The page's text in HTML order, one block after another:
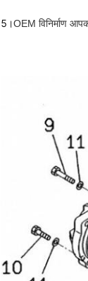
5।OEM विनिर्माण